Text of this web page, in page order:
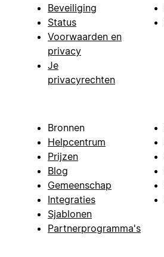
Beveiliging
Status
Voorwaarden en
privacy
Je
privacyrechten
Bronnen
Helpcentrum
Prijzen
Blog
Gemeenschap
Integraties
Sjablonen
Partnerprogramma's